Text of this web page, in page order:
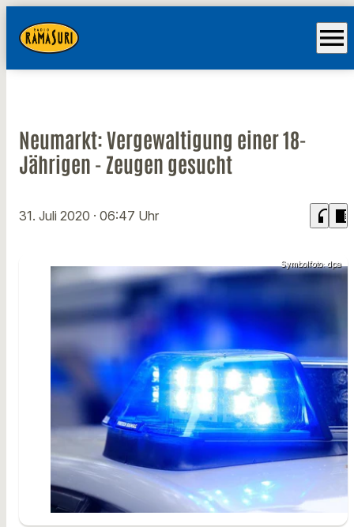
menu
Neumarkt: Vergewaltigung einer 18-
Jährigen - Zeugen gesucht
31. Juli 2020 · 06:47 Uhr headphones chrome_reader_mode
Symbolfoto: dpa